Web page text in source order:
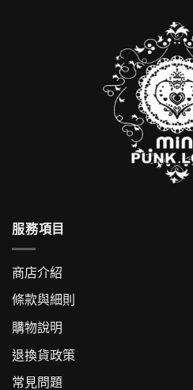
服務項目
商店介紹
條款與細則
購物說明
退換貨政策
常見問題